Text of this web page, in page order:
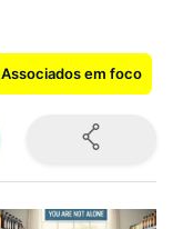
Associados em foco